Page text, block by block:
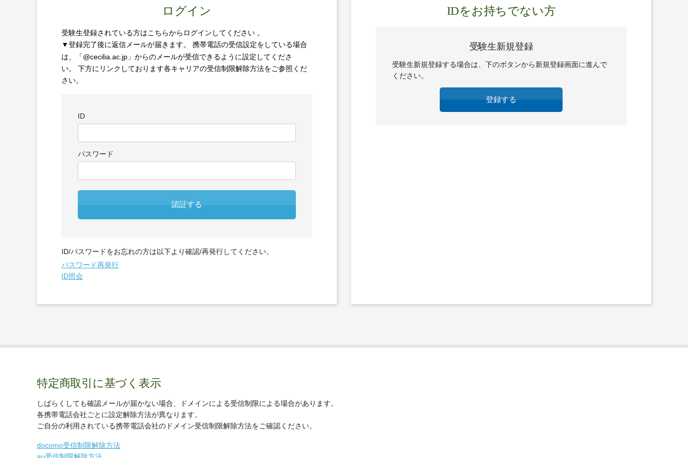
ログイン
受験生登録されている方はこちらからログインしてください 。
▼登録完了後に返信メールが届きます。
携帯電話の受信設定をしている場合
は、「@cecilia.ac.jp 」からのメールが受信できるように設定してくださ
い。
下方にリンクしております各キャリアの受信制限解除方法をご参照くだ
さい。
ID
パスワード
認証する
ID/パスワードをお忘れの方は以下より確認/再発行してください。
パスワード再発行
ID照会
IDをお持ちでない方
受験生新規登録
受験生新規登録する場合は、下のボタンから新規登録画面に進んで
ください。
登録する
特定商取引に基づく表示
しばらくしても確認メールが届かない場合、ドメインによる受信制限による場合があります。
各携帯電話会社ごとに設定解除方法が異なります。
ご自分の利用されている携帯電話会社のドメイン受信制限解除方法をご確認ください。
docomo受信制限解除方法